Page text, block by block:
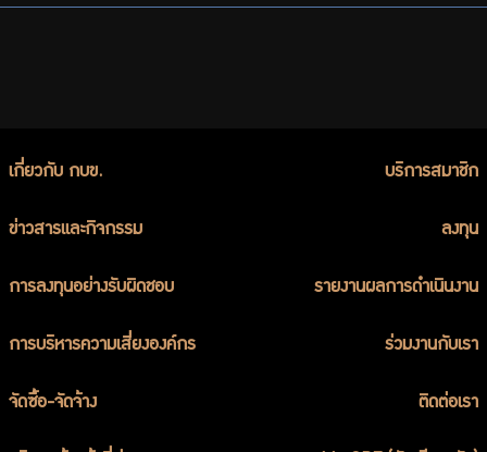
เกี่ยวกับ กบข. บริการสมาชิก
ข่าวสารและกิจกรรม ลงทุน
การลงทุนอย่างรับผิดชอบ รายงานผลการดำเนินงาน
การบริหารความเสี่ยงองค์กร ร่วมงานกับเรา
จัดซื้อ-จัดจ้าง ติดต่อเรา